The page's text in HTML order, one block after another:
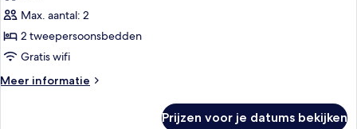
Twin
kamer
(Sejong,
Mountain
Max. aantal: 2
2 tweepersoonsbedden
Gratis wifi
Meer informatie
Meer
Prijzen voor je datums bekijken